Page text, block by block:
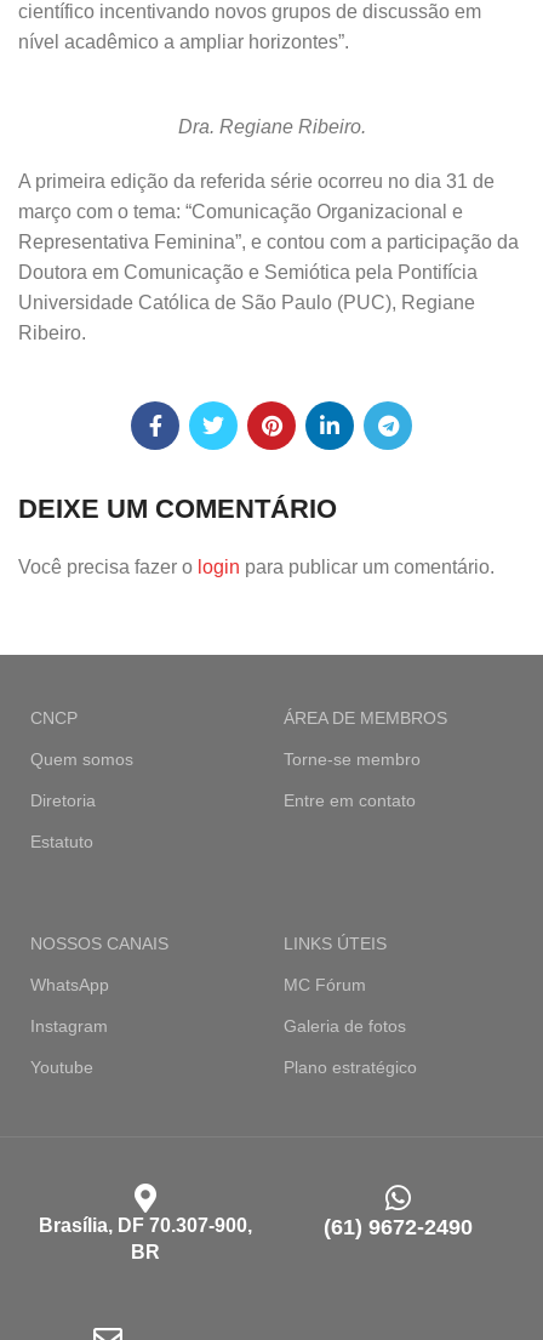
científico incentivando novos grupos de discussão em
nível acadêmico a ampliar horizontes”.
Dra. Regiane Ribeiro.
A primeira edição da referida série ocorreu no dia 31 de
março com o tema: “Comunicação Organizacional e
Representativa Feminina”, e contou com a participação da
Doutora em Comunicação e Semiótica pela Pontifícia
Universidade Católica de São Paulo (PUC), Regiane
Ribeiro.
DEIXE UM COMENTÁRIO
Você precisa fazer o login para publicar um comentário.
CNCP
Quem somos
Diretoria
Estatuto
ÁREA DE MEMBROS
Torne-se membro
Entre em contato
NOSSOS CANAIS
WhatsApp
Instagram
Youtube
LINKS ÚTEIS
MC Fórum
Galeria de fotos
Plano estratégico
Brasília, DF 70.307-900,
BR
(61) 9672-2490